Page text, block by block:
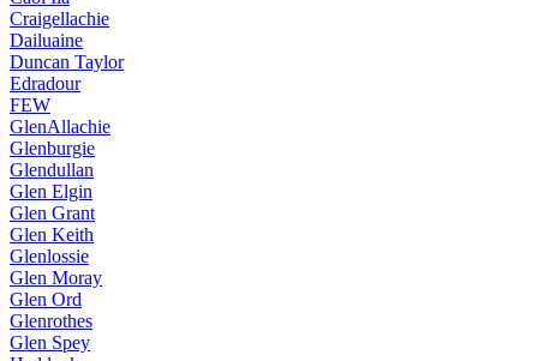
Craigellachie
Dailuaine
Duncan Taylor
Edradour
FEW
GlenAllachie
Glenburgie
Glendullan
Glen Elgin
Glen Grant
Glen Keith
Glenlossie
Glen Moray
Glen Ord
Glenrothes
Glen Spey